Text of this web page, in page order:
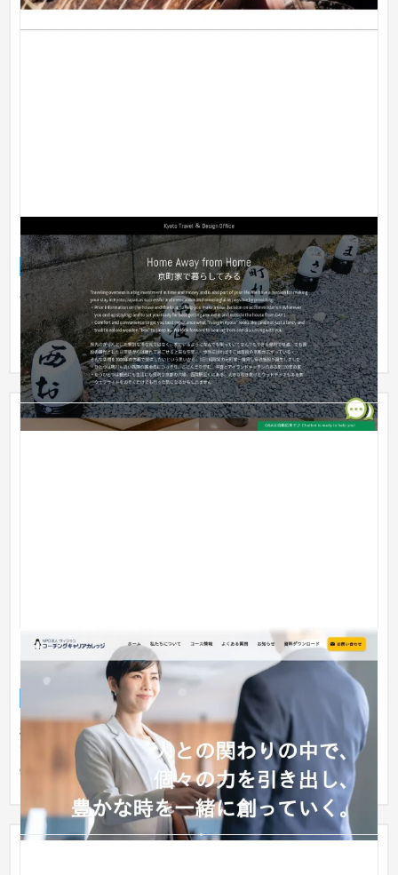
Kyoto Travel & Design Office
サービスサイト ホテル 101〜150万円
“Kyoto Travel & Design Office”は京都の風情あるエリアに1棟貸
しの民宿「大徳寺北側清寂の家」と「京都西院料理好きの家」
を営...
NPO法人ヴィジョン 様「コーチングキャリアカレッ
NPO・官公庁
栃木県と山梨県を中心に、人財・人材育成のコーチングを行っ
ているNPO法人ヴィジョン様のホームページです。 経営者向け
のビジネ...